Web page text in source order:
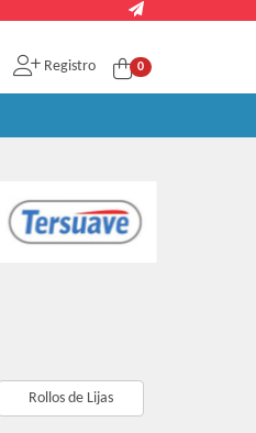
Registro 0
Rollos de Lijas